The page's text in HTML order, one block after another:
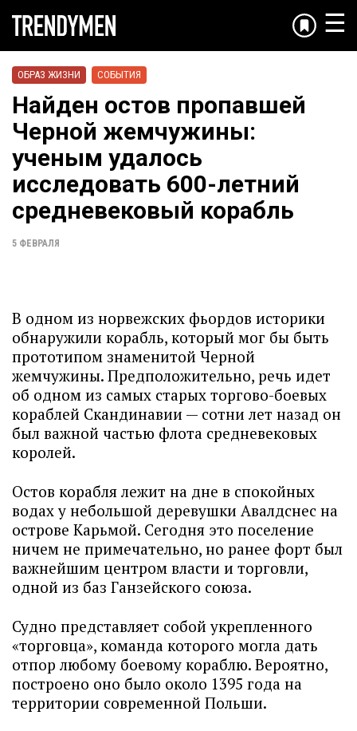
☰
ОБРАЗ ЖИЗНИ СОБЫТИЯ
Найден остов пропавшей
Черной жемчужины:
ученым удалось
исследовать 600-летний
средневековый корабль
5 ФЕВРАЛЯ
В одном из норвежских фьордов историки
обнаружили корабль, который мог бы быть
прототипом знаменитой Черной
жемчужины. Предположительно, речь идет
об одном из самых старых торгово-боевых
кораблей Скандинавии — сотни лет назад он
был важной частью флота средневековых
королей.
Остов корабля лежит на дне в спокойных
водах у небольшой деревушки Авалдснес на
острове Карьмой. Сегодня это поселение
ничем не примечательно, но ранее форт был
важнейшим центром власти и торговли,
одной из баз Ганзейского союза.
Судно представляет собой укрепленного
«торговца», команда которого могла дать
отпор любому боевому кораблю. Вероятно,
построено оно было около 1395 года на
территории современной Польши.